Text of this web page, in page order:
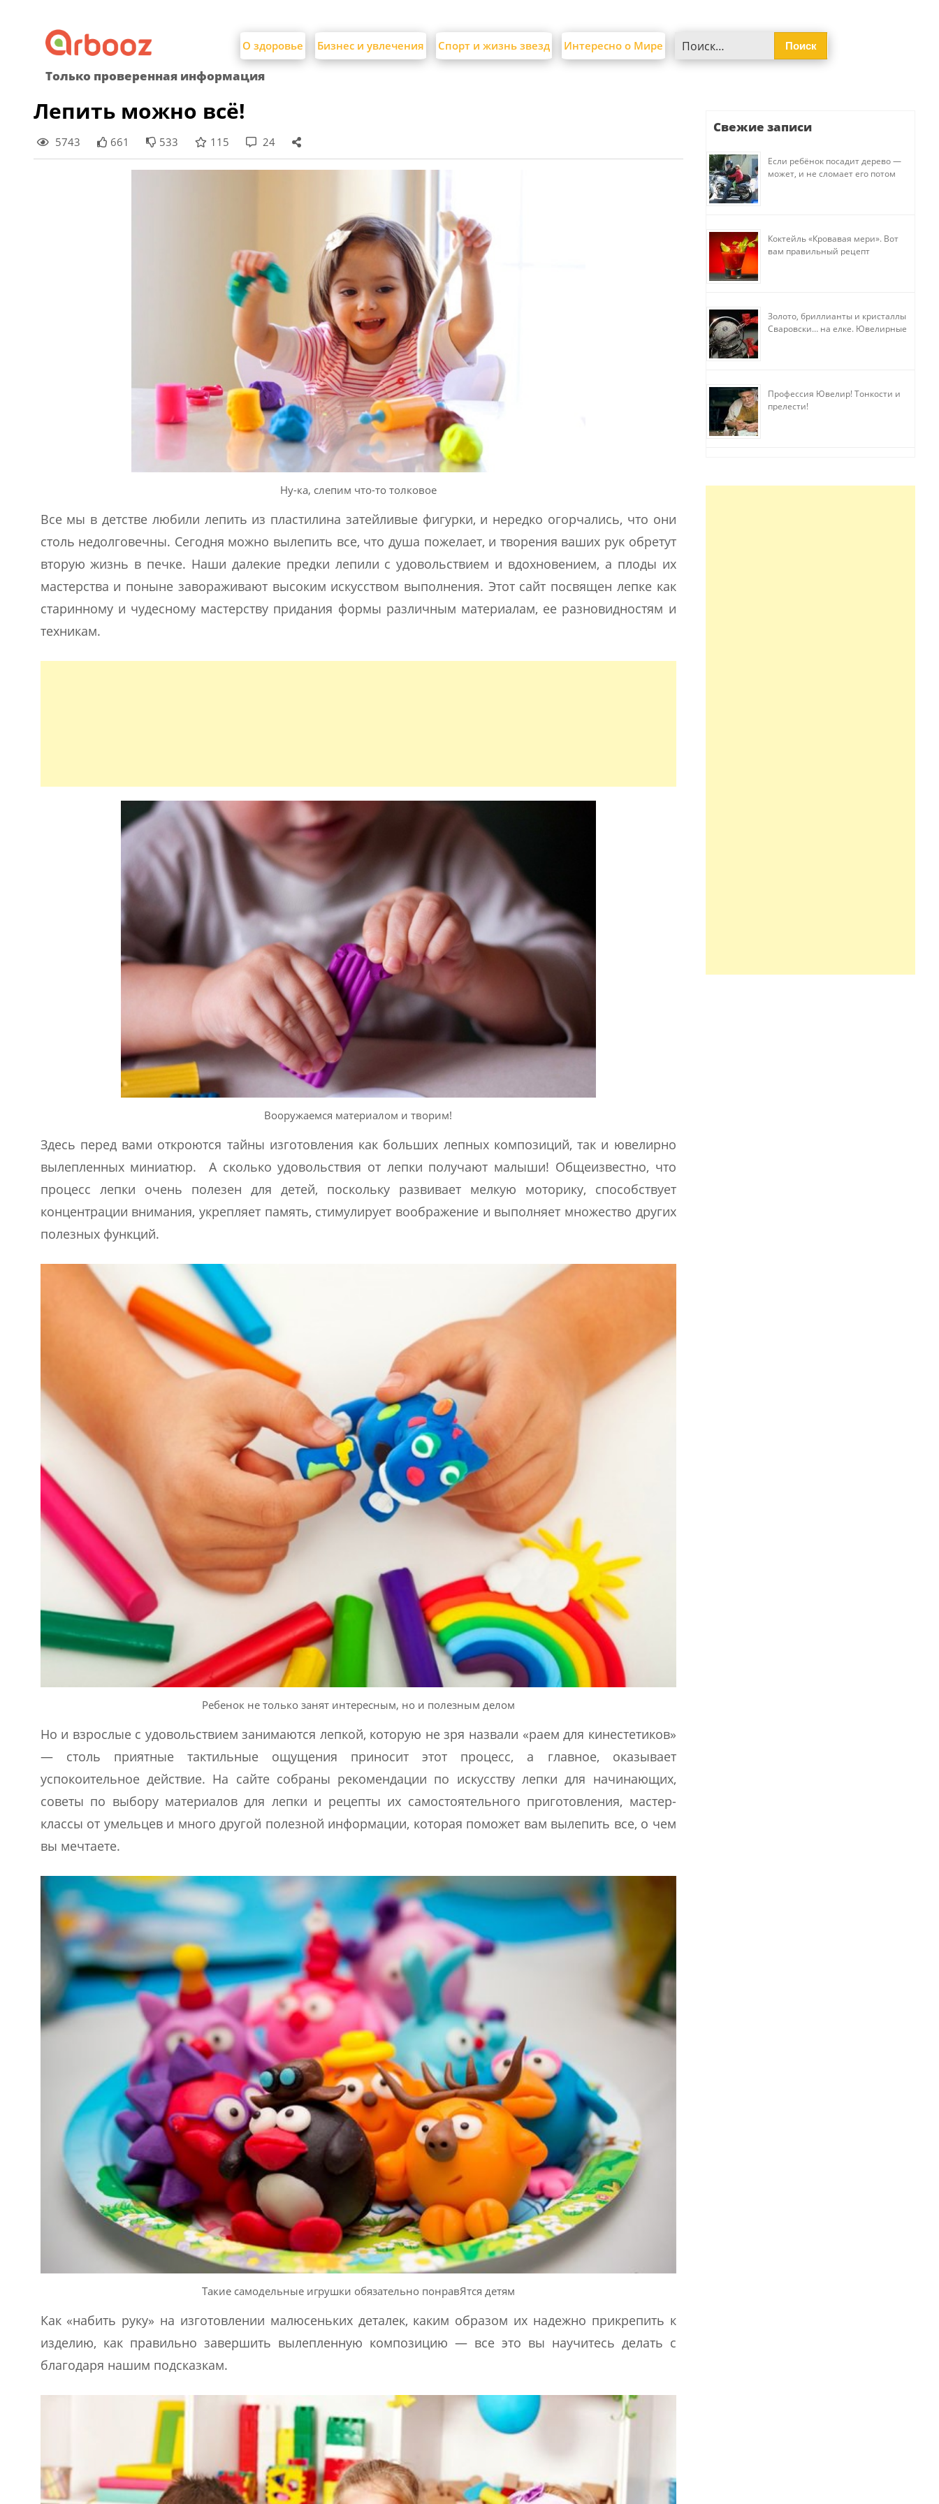
content
О здоровье Бизнес и увлечения Спорт и жизнь звезд Интересно о Мире
Только проверенная информация
Лепить можно всё!
5743 661 533 115 24
Ну-ка, слепим что-то толковое
Все мы в детстве любили лепить из пластилина затейливые фигурки, и нередко огорчались, что они
столь недолговечны. Сегодня можно вылепить все, что душа пожелает, и творения ваших рук обретут
вторую жизнь в печке. Наши далекие предки лепили с удовольствием и вдохновением, а плоды их
мастерства и поныне завораживают высоким искусством выполнения. Этот сайт посвящен лепке как
старинному и чудесному мастерству придания формы различным материалам, ее разновидностям и
техникам.
Вооружаемся материалом и творим!
Здесь перед вами откроются тайны изготовления как больших лепных композиций, так и ювелирно
вылепленных миниатюр. А сколько удовольствия от лепки получают малыши! Общеизвестно, что
процесс лепки очень полезен для детей, поскольку развивает мелкую моторику, способствует
концентрации внимания, укрепляет память, стимулирует воображение и выполняет множество других
полезных функций.
Ребенок не только занят интересным, но и полезным делом
Но и взрослые с удовольствием занимаются лепкой, которую не зря назвали «раем для кинестетиков»
— столь приятные тактильные ощущения приносит этот процесс, а главное, оказывает
успокоительное действие. На сайте собраны рекомендации по искусству лепки для начинающих,
советы по выбору материалов для лепки и рецепты их самостоятельного приготовления, мастер-
классы от умельцев и много другой полезной информации, которая поможет вам вылепить все, о чем
вы мечтаете.
Такие самодельные игрушки обязательно понравЯтся детям
Как «набить руку» на изготовлении малюсеньких деталек, каким образом их надежно прикрепить к
изделию, как правильно завершить вылепленную композицию — все это вы научитесь делать с
благодаря нашим подсказкам.
Свежие записи
Если ребёнок посадит дерево —
может, и не сломает его потом
Коктейль «Кровавая мери». Вот
вам правильный рецепт
Золото, бриллианты и кристаллы
Сваровски… на елке. Ювелирные
Профессия Ювелир! Тонкости и
прелести!